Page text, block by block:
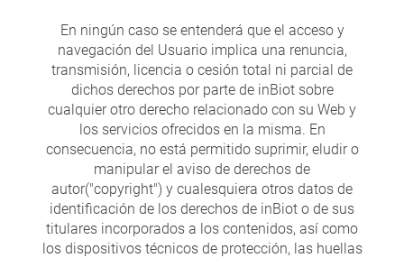
En ningún caso se entenderá que el acceso y
navegación del Usuario implica una renuncia,
transmisión, licencia o cesión total ni parcial de
dichos derechos por parte de inBiot sobre
cualquier otro derecho relacionado con su Web y
los servicios ofrecidos en la misma. En
consecuencia, no está permitido suprimir, eludir o
manipular el aviso de derechos de
autor("copyright") y cualesquiera otros datos de
identificación de los derechos de inBiot o de sus
titulares incorporados a los contenidos, así como
los dispositivos técnicos de protección, las huellas